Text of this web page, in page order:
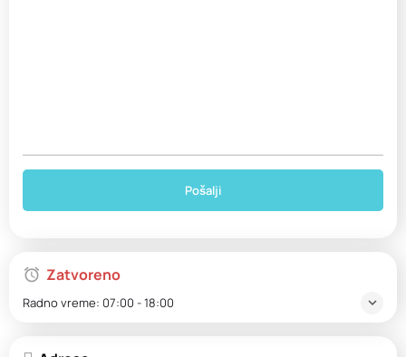
Zatvoreno
Radno vreme: 07:00 - 18:00